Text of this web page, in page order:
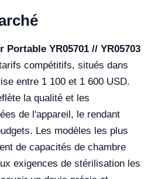
Portable YR05701 // YR05703
compétitifs, situés dans
entre 1 100 et 1 600 USD.
la qualité et les
de l'appareil, le rendant
Les modèles les plus
de capacités de chambre
exigences de stérilisation les